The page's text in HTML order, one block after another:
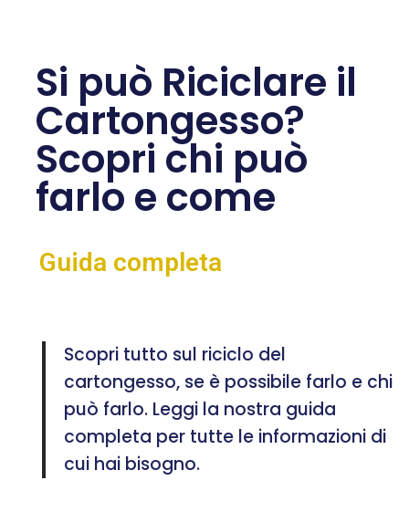
Si può Riciclare il
Cartongesso?
Scopri chi può
farlo e come
Guida completa
Scopri tutto sul riciclo del
cartongesso, se è possibile farlo e chi
può farlo. Leggi la nostra guida
completa per tutte le informazioni di
cui hai bisogno.